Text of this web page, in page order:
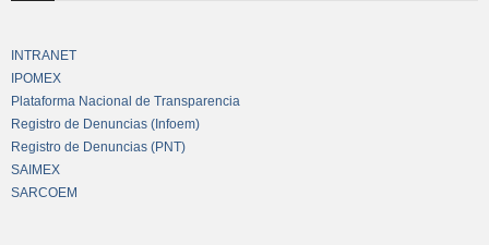
INTRANET
IPOMEX
Plataforma Nacional de Transparencia
Registro de Denuncias (Infoem)
Registro de Denuncias (PNT)
SAIMEX
SARCOEM